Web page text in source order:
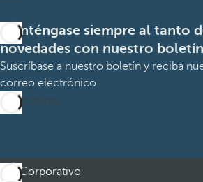
Manténgase siempre al tanto
novedades con nuestro boletín
Suscríbase a nuestro boletín y reciba
correo electrónico
Suscribirme
Corporativo